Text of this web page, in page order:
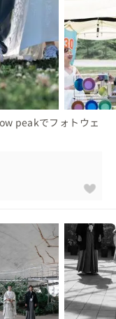
peakでフォトウェ